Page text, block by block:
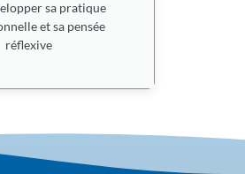
sa pratique
et sa pensée
réflexive